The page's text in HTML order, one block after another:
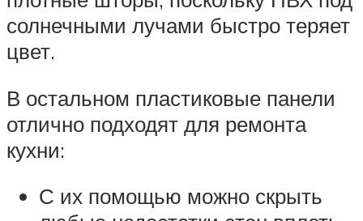
солнечными лучами быстро теряет
цвет.
В остальном пластиковые панели
отлично подходят для ремонта
кухни:
С их помощью можно скрыть